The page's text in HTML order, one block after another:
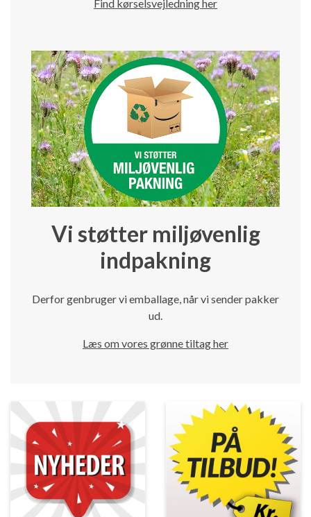
Find kørselsvejledning her
Vi støtter miljøvenlig
indpakning
Derfor genbruger vi emballage, når vi sender pakker
ud.
Læs om vores grønne tiltag her